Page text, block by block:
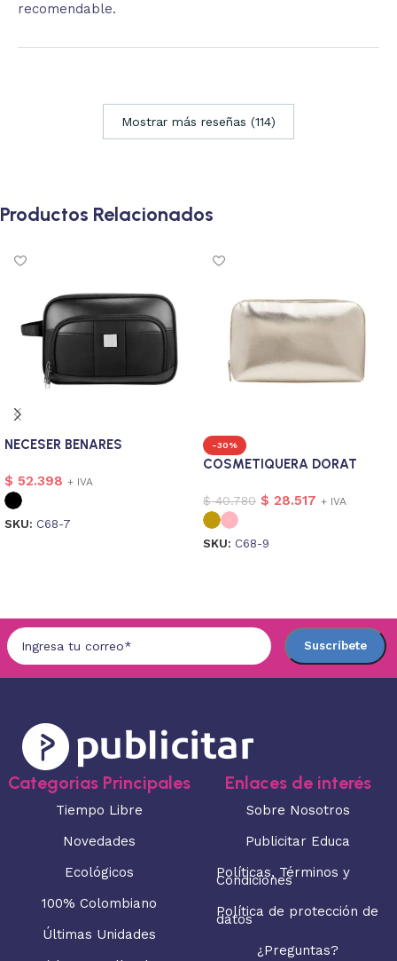
recomendable.
Mostrar más reseñas (114)
Productos Relacionados
NECESER BENARES
$ 52.398 + IVA
SKU: C68-7
-30%
COSMETIQUERA DORAT
$40.780 $ 28.517 + IVA
SKU: C68-9
Categorias Principales
Tiempo Libre
Novedades
Ecológicos
100% Colombiano
Últimas Unidades
Enlaces de interés
Sobre Nosotros
Publicitar Educa
Políticas, Términos y
Condiciones
Política de protección de
datos
¿Preguntas?